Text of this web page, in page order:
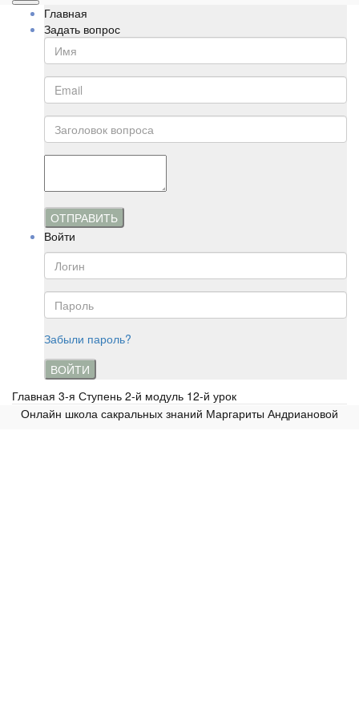
Главная
Задать вопрос
ОТПРАВИТЬ
Войти
Забыли пароль?
ВОЙТИ
Главная 3-я Ступень 2-й модуль 12-й урок
Онлайн школа сакральных знаний Маргариты Андриановой